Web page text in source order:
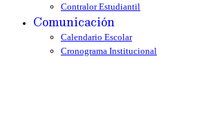
Contralor Estudiantil
Comunicación
Calendario Escolar
Cronograma Institucional